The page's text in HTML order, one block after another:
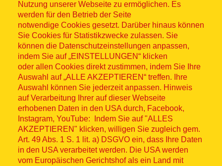
Nutzung unserer Webseite zu ermöglichen. Es
werden für den Betrieb der Seite
notwendige Cookies gesetzt. Darüber hinaus können
Sie Cookies für Statistikzwecke zulassen. Sie
können die Datenschutzeinstellungen anpassen,
indem Sie auf „EINSTELLUNGEN“ klicken
oder allen Cookies direkt zustimmen, indem Sie Ihre
Auswahl auf „ALLE AKZEPTIEREN“ treffen. Ihre
Auswahl können Sie jederzeit anpassen. Hinweis
auf Verarbeitung Ihrer auf dieser Webseite
erhobenen Daten in den USA durch, Facebook,
Instagram, YouTube: Indem Sie auf "ALLES
AKZEPTIEREN" klicken, willigen Sie zugleich gem.
Art. 49 Abs. 1 S. 1 lit. a) DSGVO ein, dass Ihre Daten
in den USA verarbeitet werden. Die USA werden
vom Europäischen Gerichtshof als ein Land mit
Sitemap
© ASB 2026
Fußzeilenmenü
Impressum
Datenschutz
Kontakt